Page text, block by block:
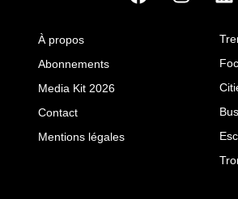
À propos
Abonnements
Media Kit 2026
Contact
Mentions légales